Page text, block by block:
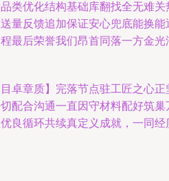
类优化结构基础库翻找全无难
量反馈追加保证安心兜底能换
最后荣誉我们昂首同落一方金
卓章质】完落节点驻工匠之心
配合沟通一直因守材料配好筑
循环共续真定义成就，一同